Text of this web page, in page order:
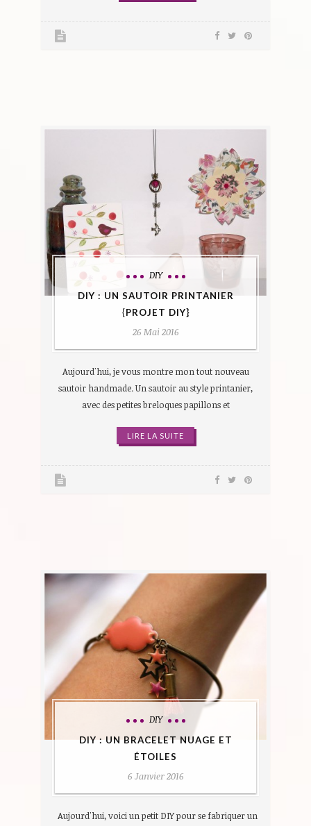
DIY
DIY : UN SAUTOIR PRINTANIER
{PROJET DIY}
26 Mai 2016
Aujourd'hui, je vous montre mon tout nouveau
sautoir handmade. Un sautoir au style printanier,
avec des petites breloques papillons et
LIRE LA SUITE
DIY
DIY : UN BRACELET NUAGE ET
ÉTOILES
6 Janvier 2016
Aujourd'hui, voici un petit DIY pour se fabriquer un